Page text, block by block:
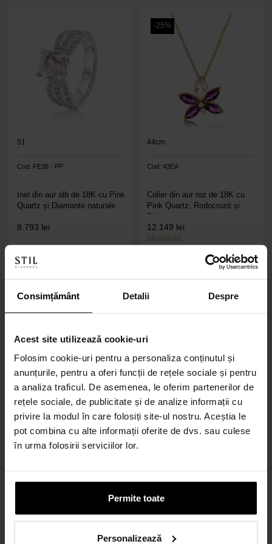
Consimțământ Detalii Despre
Acest site utilizează cookie-uri
Folosim cookie-uri pentru a personaliza conținutul și
anunțurile, pentru a oferi funcții de rețele sociale și pentru
a analiza traficul. De asemenea, le oferim partenerilor de
rețele sociale, de publicitate și de analize informații cu
privire la modul în care folosiți site-ul nostru. Aceștia le
pot combina cu alte informații oferite de dvs. sau culese
în urma folosirii serviciilor lor.
Permite toate
Personalizează
51
Cod: FE38 - PP
Inel din aur alb de 18K cu Pink
Quartz și Diamante naturale
8.793 lei
-25%
44cm
Cod: 43EA
Colier din aur roz de 18K cu
Pink Quartz, Rodocrozit și
Diamante naturale
12.149 lei
16.198 lei
43cm
Cod: 0D09
45cm
Cod: 3627